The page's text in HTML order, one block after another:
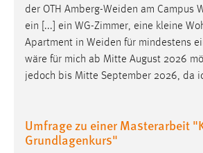
der OTH Amberg-Weiden am Campus
ein [...] ein WG-Zimmer, eine kleine
Apartment in Weiden für mindestens
wäre für mich ab Mitte August 2026
jedoch bis Mitte September 2026, da
Umfrage zu einer Masterarbeit
Grundlagenkurs"